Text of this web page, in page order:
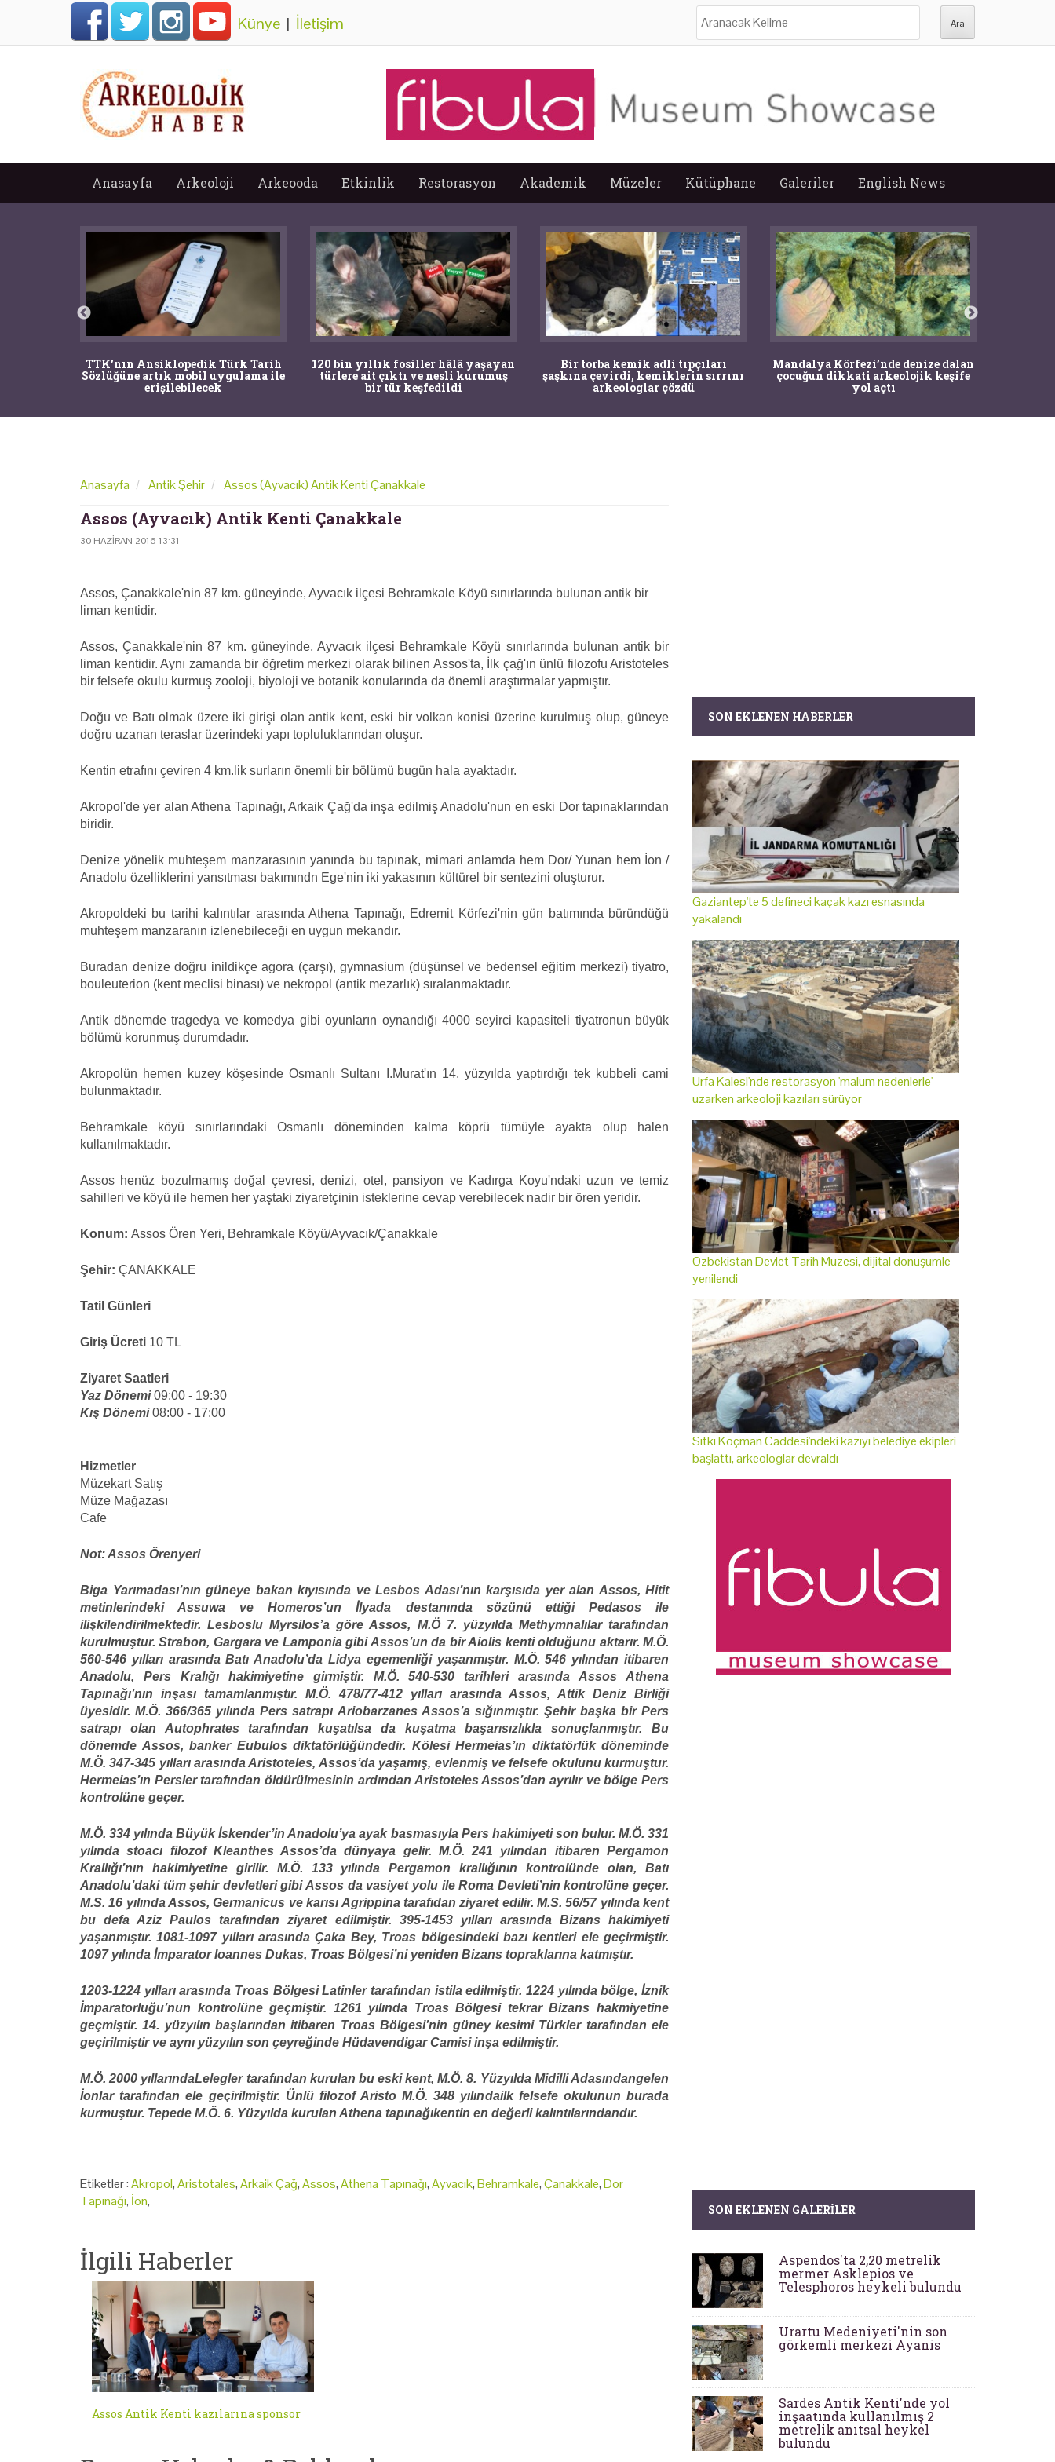
Künye | İletişim
Anasayfa Arkeoloji Arkeooda Etkinlik Restorasyon Akademik Müzeler Kütüphane Galeriler English News
TTK'nın Ansiklopedik Türk Tarih
Sözlüğüne artık mobil uygulama ile
erişilebilecek
120 bin yıllık fosiller hâlâ yaşayan
türlere ait çıktı ve nesli kurumuş
bir tür keşfedildi
Bir torba kemik adli tıpçıları
şaşkına çevirdi, kemiklerin sırrını
arkeologlar çözdü
Mandalya Körfezi’nde denize dalan
çocuğun dikkati arkeolojik keşife
yol açtı
Anasayfa Antik Şehir Assos (Ayvacık) Antik Kenti Çanakkale
Assos (Ayvacık) Antik Kenti Çanakkale
30 HAZIRAN 2016 13:31
Assos, Çanakkale'nin 87 km. güneyinde, Ayvacık ilçesi Behramkale Köyü sınırlarında bulunan antik bir
liman kentidir.
Assos, Çanakkale'nin 87 km. güneyinde, Ayvacık ilçesi Behramkale Köyü sınırlarında bulunan antik bir
liman kentidir. Aynı zamanda bir öğretim merkezi olarak bilinen Assos'ta, İlk çağ'ın ünlü filozofu Aristoteles
bir felsefe okulu kurmuş zooloji, biyoloji ve botanik konularında da önemli araştırmalar yapmıştır.
Doğu ve Batı olmak üzere iki girişi olan antik kent, eski bir volkan konisi üzerine kurulmuş olup, güneye
doğru uzanan teraslar üzerindeki yapı topluluklarından oluşur.
Kentin etrafını çeviren 4 km.lik surların önemli bir bölümü bugün hala ayaktadır.
Akropol'de yer alan Athena Tapınağı, Arkaik Çağ'da inşa edilmiş Anadolu'nun en eski Dor tapınaklarından
biridir.
Denize yönelik muhteşem manzarasının yanında bu tapınak, mimari anlamda hem Dor/ Yunan hem İon /
Anadolu özelliklerini yansıtması bakımındn Ege'nin iki yakasının kültürel bir sentezini oluşturur.
Akropoldeki bu tarihi kalıntılar arasında Athena Tapınağı, Edremit Körfezi'nin gün batımında büründüğü
muhteşem manzaranın izlenebileceği en uygun mekandır.
Buradan denize doğru inildikçe agora (çarşı), gymnasium (düşünsel ve bedensel eğitim merkezi) tiyatro,
bouleuterion (kent meclisi binası) ve nekropol (antik mezarlık) sıralanmaktadır.
Antik dönemde tragedya ve komedya gibi oyunların oynandığı 4000 seyirci kapasiteli tiyatronun büyük
bölümü korunmuş durumdadır.
Akropolün hemen kuzey köşesinde Osmanlı Sultanı I.Murat'ın 14. yüzyılda yaptırdığı tek kubbeli cami
bulunmaktadır.
Behramkale köyü sınırlarındaki Osmanlı döneminden kalma köprü tümüyle ayakta olup halen
kullanılmaktadır.
Assos henüz bozulmamış doğal çevresi, denizi, otel, pansiyon ve Kadırga Koyu'ndaki uzun ve temiz
sahilleri ve köyü ile hemen her yaştaki ziyaretçinin isteklerine cevap verebilecek nadir bir ören yeridir.
Konum: Assos Ören Yeri, Behramkale Köyü/Ayvacık/Çanakkale
Şehir: ÇANAKKALE
Tatil Günleri
Giriş Ücreti 10 TL
Ziyaret Saatleri
Yaz Dönemi09:00 - 19:30
Kış Dönemi08:00 - 17:00
Hizmetler
Müzekart Satış
Müze Mağazası
Cafe
Not: Assos Örenyeri
Biga Yarımadası’nın güneye bakan kıyısında ve Lesbos Adası’nın karşısıda yer alan Assos, Hitit
metinlerindeki Assuwa ve Homeros’un İlyada destanında sözünü ettiği Pedasos ile
ilişkilendirilmektedir. Lesboslu Myrsilos’a göre Assos, M.Ö 7. yüzyılda Methymnalılar tarafından
kurulmuştur. Strabon, Gargara ve Lamponia gibi Assos’un da bir Aiolis kenti olduğunu aktarır. M.Ö.
560-546 yılları arasında Batı Anadolu’da Lidya egemenliği yaşanmıştır. M.Ö. 546 yılından itibaren
Anadolu, Pers Kralığı hakimiyetine girmiştir. M.Ö. 540-530 tarihleri arasında Assos Athena
Tapınağı’nın inşası tamamlanmıştır. M.Ö. 478/77-412 yılları arasında Assos, Attik Deniz Birliği
üyesidir. M.Ö. 366/365 yılında Pers satrapı Ariobarzanes Assos’a sığınmıştır. Şehir başka bir Pers
satrapı olan Autophrates tarafından kuşatılsa da kuşatma başarısızlıkla sonuçlanmıştır. Bu
dönemde Assos, banker Eubulos diktatörlüğündedir. Kölesi Hermeias’ın diktatörlük döneminde
M.Ö. 347-345 yılları arasında Aristoteles, Assos’da yaşamış, evlenmiş ve felsefe okulunu kurmuştur.
Hermeias’ın Persler tarafından öldürülmesinin ardından Aristoteles Assos’dan ayrılır ve bölge Pers
kontrolüne geçer.
M.Ö. 334 yılında Büyük İskender’in Anadolu’ya ayak basmasıyla Pers hakimiyeti son bulur. M.Ö. 331
yılında stoacı filozof Kleanthes Assos’da dünyaya gelir. M.Ö. 241 yılından itibaren Pergamon
Krallığı’nın hakimiyetine girilir. M.Ö. 133 yılında Pergamon krallığının kontrolünde olan, Batı
Anadolu’daki tüm şehir devletleri gibi Assos da vasiyet yolu ile Roma Devleti’nin kontrolüne geçer.
M.S. 16 yılında Assos, Germanicus ve karısı Agrippina tarafıdan ziyaret edilir. M.S. 56/57 yılında kent
bu defa Aziz Paulos tarafından ziyaret edilmiştir. 395-1453 yılları arasında Bizans hakimiyeti
yaşanmıştır. 1081-1097 yılları arasında Çaka Bey, Troas bölgesindeki bazı kentleri ele geçirmiştir.
1097 yılında İmparator Ioannes Dukas, Troas Bölgesi’ni yeniden Bizans topraklarına katmıştır.
1203-1224 yılları arasında Troas Bölgesi Latinler tarafından istila edilmiştir. 1224 yılında bölge, İznik
İmparatorluğu’nun kontrolüne geçmiştir. 1261 yılında Troas Bölgesi tekrar Bizans hakmiyetine
geçmiştir. 14. yüzyılın başlarından itibaren Troas Bölgesi’nin güney kesimi Türkler tarafından ele
geçirilmiştir ve aynı yüzyılın son çeyreğinde Hüdavendigar Camisi inşa edilmiştir.
M.Ö. 2000 yıllarındaLelegler tarafından kurulan bu eski kent, M.Ö. 8. Yüzyılda Midilli Adasındangelen
İonlar tarafından ele geçirilmiştir. Ünlü filozof Aristo M.Ö. 348 yılındailk felsefe okulunun burada
kurmuştur. Tepede M.Ö. 6. Yüzyılda kurulan Athena tapınağıkentin en değerli kalıntılarındandır.
Etiketler :Akropol,Aristotales,Arkaik Çağ,Assos,Athena Tapınağı,Ayvacık,Behramkale,Çanakkale,Dor
Tapınağı, İon,
İlgili Haberler
Assos Antik Kenti kazılarına sponsor
SON EKLENEN HABERLER
Gaziantep'te 5 defineci kaçak kazı esnasında
yakalandı
Urfa Kalesi'nde restorasyon 'malum nedenlerle'
uzarken arkeoloji kazıları sürüyor
Özbekistan Devlet Tarih Müzesi, dijital dönüşümle
yenilendi
Sıtkı Koçman Caddesi'ndeki kazıyı belediye ekipleri
başlattı, arkeologlar devraldı
SON EKLENEN GALERILER
Aspendos'ta 2,20 metrelik
mermer Asklepios ve
Telesphoros heykeli bulundu
Urartu Medeniyeti'nin son
görkemli merkezi Ayanis
Sardes Antik Kenti'nde yol
inşaatında kullanılmış 2
metrelik anıtsal heykel
bulundu